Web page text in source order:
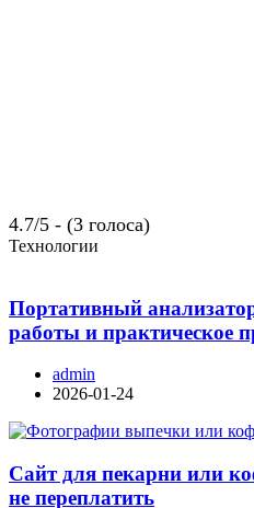
4.7/5 - (3 голоса)
Технологии
Портативный
работы и практическое
admin
2026-01-24
Сайт для пекарни или
не переплатить